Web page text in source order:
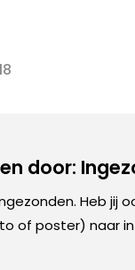
door:
Heb jij
of poster) naar